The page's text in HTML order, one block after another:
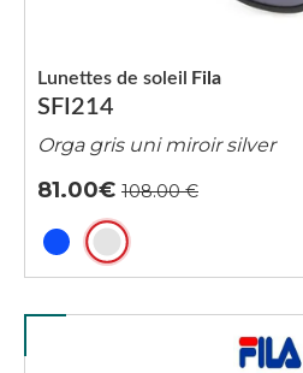
SFI214
Lunettes de soleil Fila
Orga gris uni miroir silver
81.00